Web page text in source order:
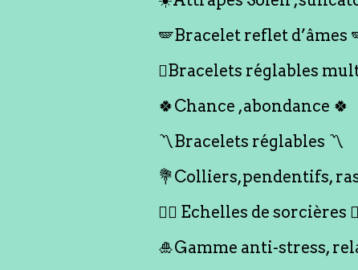
🪽Bracelet reflet d’âmes
🪎Bracelets réglables
🍀Chance ,abondance 🍀
〽️Bracelets réglables 〽️
💐Colliers,pendentifs,
🧙‍♀️ Echelles de sorcières
🎍Gamme anti-stress,